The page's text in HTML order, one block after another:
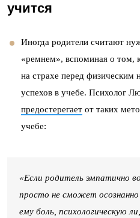
учится
Иногда родители считают
«ремнем», вспоминая о том,
на страхе перед физическим
успехов в учебе. Психолог
предостерегает от таких
учебе:
«Если родитель эмпатично
просто не сможет
ему боль, психологическую